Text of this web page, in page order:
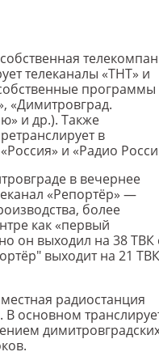
телеканалы «ТНТ» и
программы
«Димитровград.
и др.). Также
в
и «Радио
в вечернее
«Репортёр» —
более
как «первый
он выходил на 38 ТВК
выходит на 21
радиостанция
основном